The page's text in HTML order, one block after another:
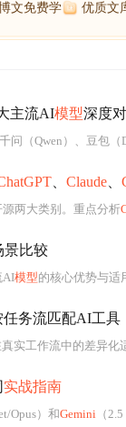
文免费学 优质文
主流AI模型深度对
问（Qwen）、豆包
Claude
源两大类别。重点分析
景比较
AI模型的核心优势与适用
任务流匹配AI工具
实工作流中的差异化
实战指南
Opus）和Gemini （2.5